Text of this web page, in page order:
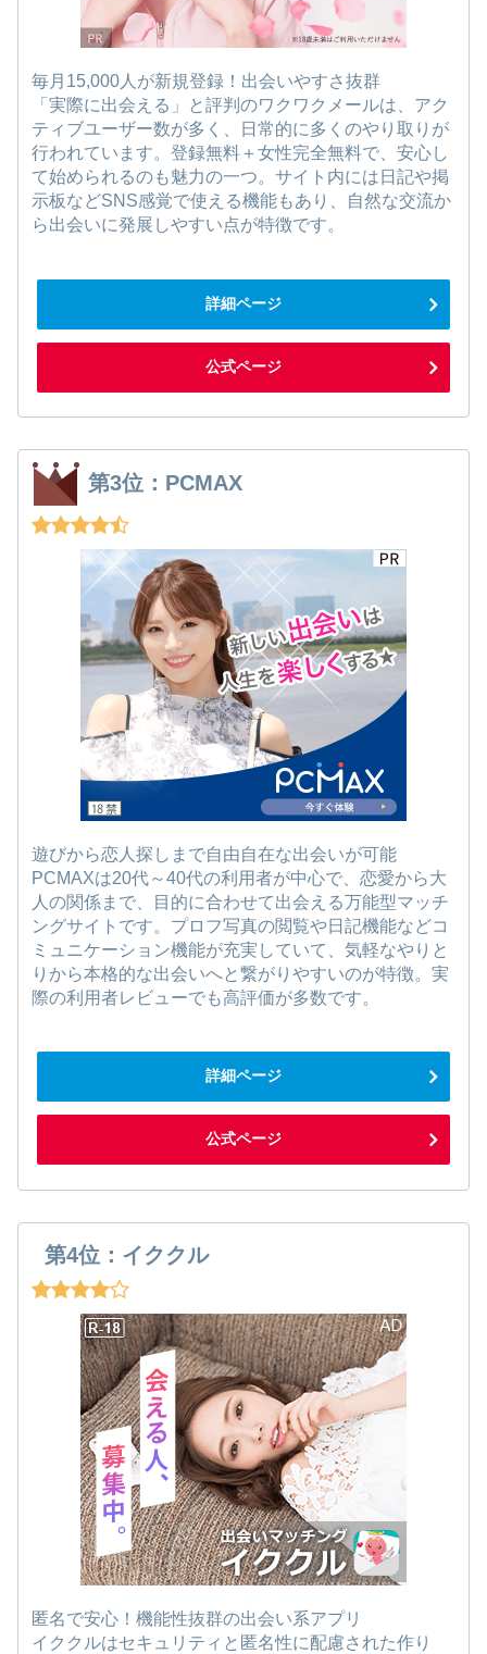
毎月15,000人が新規登録！出会いやすさ抜群
「実際に出会える」と評判のワクワクメールは、アク
ティブユーザー数が多く、日常的に多くのやり取りが
行われています。登録無料＋女性完全無料で、安心し
て始められるのも魅力の一つ。サイト内には日記や掲
示板などSNS感覚で使える機能もあり、自然な交流か
ら出会いに発展しやすい点が特徴です。
詳細ページ
公式ページ
第3位：PCMAX
遊びから恋人探しまで自由自在な出会いが可能
PCMAXは20代～40代の利用者が中心で、恋愛から大
人の関係まで、目的に合わせて出会える万能型マッチ
ングサイトです。プロフ写真の閲覧や日記機能などコ
ミュニケーション機能が充実していて、気軽なやりと
りから本格的な出会いへと繋がりやすいのが特徴。実
際の利用者レビューでも高評価が多数です。
詳細ページ
公式ページ
第4位：イククル
匿名で安心！機能性抜群の出会い系アプリ
イククルはセキュリティと匿名性に配慮された作り